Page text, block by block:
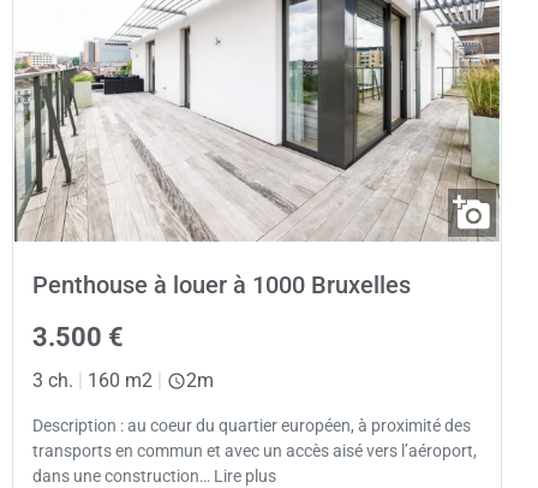
Penthouse à louer à 1000 Bruxelles
3.500 €
3 ch. 160 m2 2m
Description : au coeur du quartier européen, à proximité des
transports en commun et avec un accès aisé vers l’aéroport,
dans une construction… Lire plus